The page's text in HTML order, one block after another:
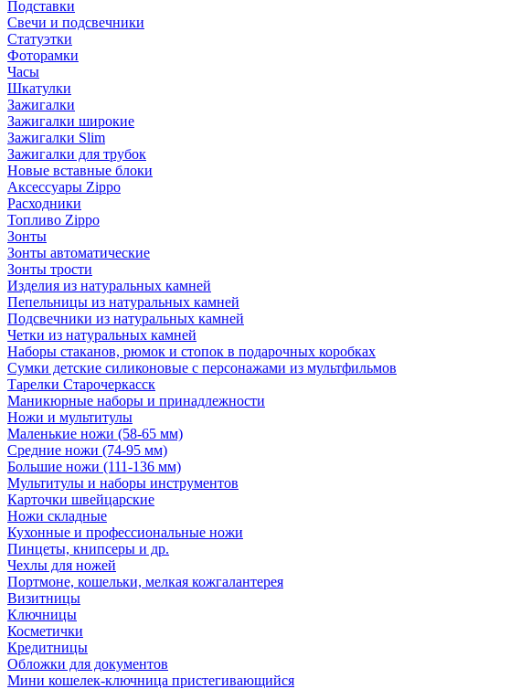
Подставки
Свечи и подсвечники
Статуэтки
Фоторамки
Часы
Шкатулки
Зажигалки
Зажигалки широкие
Зажигалки Slim
Зажигалки для трубок
Новые вставные блоки
Аксессуары Zippo
Расходники
Топливо Zippo
Зонты
Зонты автоматические
Зонты трости
Изделия из натуральных камней
Пепельницы из натуральных камней
Подсвечники из натуральных камней
Четки из натуральных камней
Наборы стаканов, рюмок и стопок в подарочных коробках
Сумки детские силиконовые с персонажами из мультфильмов
Тарелки Старочеркасск
Маникюрные наборы и принадлежности
Ножи и мультитулы
Маленькие ножи (58-65 мм)
Средние ножи (74-95 мм)
Большие ножи (111-136 мм)
Мультитулы и наборы инструментов
Карточки швейцарские
Ножи складные
Кухонные и профессиональные ножи
Пинцеты, книпсеры и др.
Чехлы для ножей
Портмоне, кошельки, мелкая кожгалантерея
Визитницы
Ключницы
Косметички
Кредитницы
Обложки для документов
Мини кошелек-ключница пристегивающийся